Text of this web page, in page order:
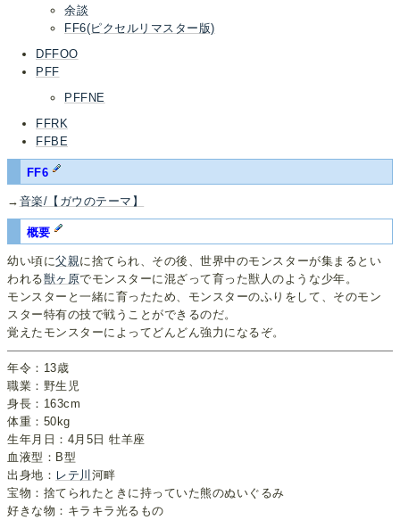
余談
FF6(ピクセルリマスター版)
DFFOO
PFF
PFFNE
FFRK
FFBE
FF6
→ 音楽/【ガウのテーマ】
概要
幼い頃に父親に捨てられ、その後、世界中のモンスターが集まるとい
われる獣ヶ原でモンスターに混ざって育った獣人のような少年。
モンスターと一緒に育ったため、モンスターのふりをして、そのモン
スター特有の技で戦うことができるのだ。
覚えたモンスターによってどんどん強力になるぞ。
年令：13歳
職業：野生児
身長：163cm
体重：50kg
生年月日：4月5日 牡羊座
血液型：B型
出身地： レテ川 河畔
宝物：捨てられたときに持っていた熊のぬいぐるみ
好きな物：キラキラ光るもの